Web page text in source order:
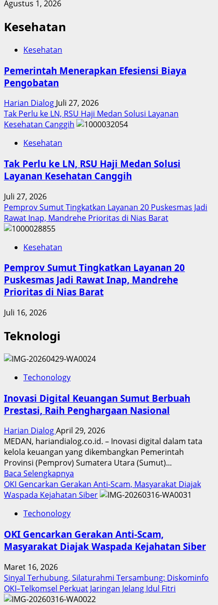
Agustus 1, 2026
Kesehatan
Kesehatan
Pemerintah Menerapkan Efesiensi Biaya
Pengobatan
Harian Dialog Juli 27, 2026
Tak Perlu ke LN, RSU Haji Medan Solusi Layanan
Kesehatan Canggih
Kesehatan
Tak Perlu ke LN, RSU Haji Medan Solusi
Layanan Kesehatan Canggih
Juli 27, 2026
Pemprov Sumut Tingkatkan Layanan 20 Puskesmas Jadi
Rawat Inap, Mandrehe Prioritas di Nias Barat
Kesehatan
Pemprov Sumut Tingkatkan Layanan 20
Puskesmas Jadi Rawat Inap, Mandrehe
Prioritas di Nias Barat
Juli 16, 2026
Teknologi
Techonology
Inovasi Digital Keuangan Sumut Berbuah
Prestasi, Raih Penghargaan Nasional
Harian DialogApril 29, 2026
MEDAN, hariandialog.co.id. – Inovasi digital dalam tata
kelola keuangan yang dikembangkan Pemerintah
Provinsi (Pemprov) Sumatera Utara (Sumut)...
Baca Selengkapnya
more
about
Sumut
Berbuah
Penghargaan
Nasional
OKI Gencarkan Gerakan Anti-Scam, Masyarakat Diajak
Waspada Kejahatan Siber
Techonology
OKI Gencarkan Gerakan Anti-Scam,
Masyarakat Diajak Waspada Kejahatan Siber
Maret 16, 2026
Sinyal Terhubung, Silaturahmi Tersambung: Diskominfo
OKI–Telkomsel Perkuat Jaringan Jelang Idul Fitri